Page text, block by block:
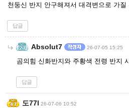
천둥신 반지 안구해져서 대격변으로 가
답글
Absolut7 26-07-05 15:25
곰의힘 신화반지와 주황색 전령 반지
답글
도77l 26-07-06 10:52